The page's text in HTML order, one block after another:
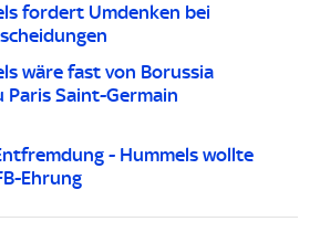
fordert Umdenken bei
wäre fast von Borussia
Paris Saint-Germain
- Hummels wollte
Ehrung